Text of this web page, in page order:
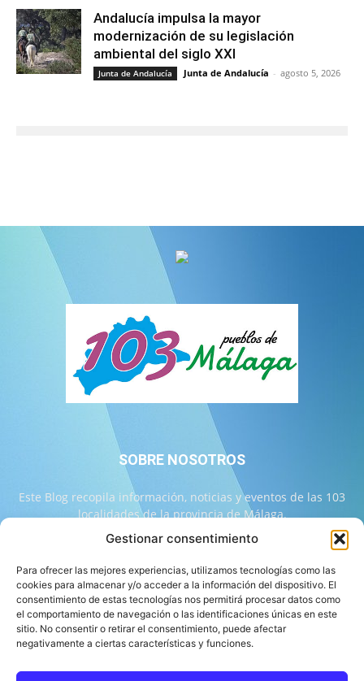
Gestionar consentimiento
Para ofrecer las mejores experiencias, utilizamos tecnologías como las
cookies para almacenar y/o acceder a la información del dispositivo. El
consentimiento de estas tecnologías nos permitirá procesar datos como
el comportamiento de navegación o las identificaciones únicas en este
sitio. No consentir o retirar el consentimiento, puede afectar
negativamente a ciertas características y funciones.
Andalucía impulsa la mayor
modernización de su legislación
ambiental del siglo XXI
Junta de Andalucía Junta de Andalucía - agosto 5, 2026
SOBRE NOSOTROS
Este Blog recopila información, noticias y eventos de las 103
localidades de la provincia de Málaga.
Contáctanos: info@103malaga.com
SÍGUENOS